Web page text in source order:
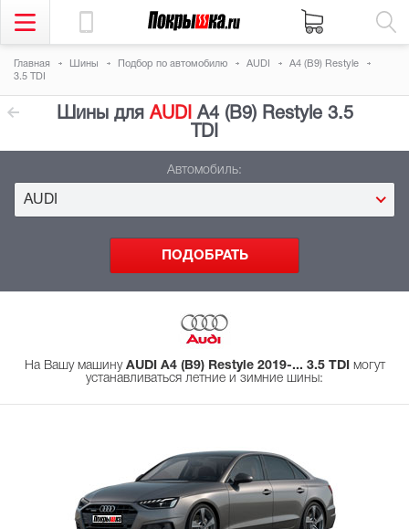
Главная Шины Подбор по автомобилю AUDI
A4 (B9) Restyle
3.5 TDI
Шины дляAUDI A4 (B9) Restyle 3.5
TDI
Автомобиль:
AUDI
На Вашу машину AUDI A4 (B9) Restyle 2019-... 3.5 TDI
могут
устанавливаться летние и зимние шины: